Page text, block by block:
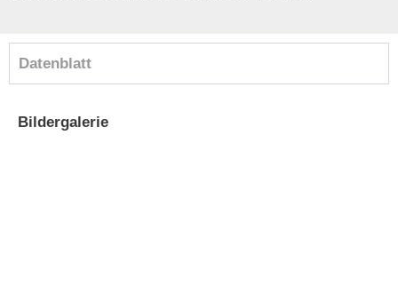
Datenblatt
Bildergalerie